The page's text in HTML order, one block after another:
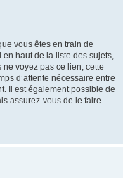
vous êtes en train de
haut de la liste des sujets,
voyez pas ce lien, cette
d’attente nécessaire entre
Il est également possible de
assurez-vous de le faire